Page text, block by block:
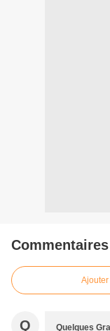
Commentaires
Q Quelques